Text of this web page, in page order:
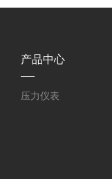
产品中心
压力仪表